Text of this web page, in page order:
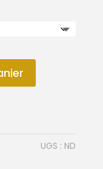
UGS : ND